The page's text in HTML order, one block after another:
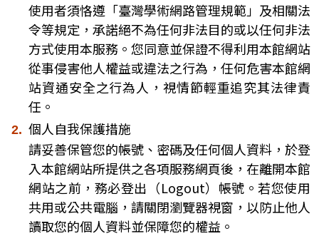
使用者須恪遵「臺灣學術網路管理規範」及相關法
令等規定，承諾絕不為任何非法目的或以任何非法
方式使用本服務。您同意並保證不得利用本館網站
從事侵害他人權益或違法之行為，任何危害本館網
站資通安全之行為人，視情節輕重追究其法律責
任。
個人自我保護措施
請妥善保管您的帳號、密碼及任何個人資料，於登
入本館網站所提供之各項服務網頁後，在離開本館
網站之前，務必登出（Logout）帳號。若您使用
共用或公共電腦，請關閉瀏覽器視窗，以防止他人
讀取您的個人資料並保障您的權益。